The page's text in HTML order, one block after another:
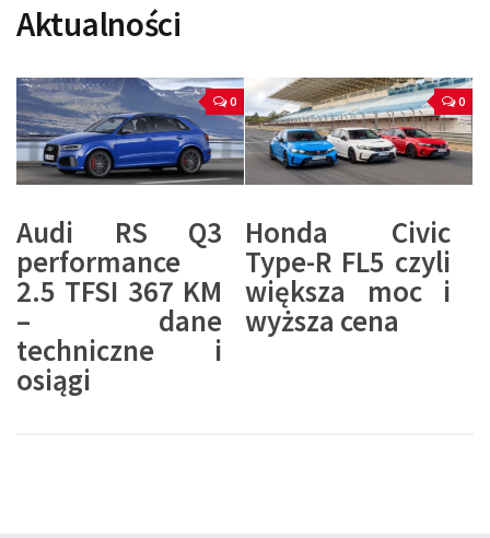
Aktualności
0
Audi RS Q3
performance
2.5 TFSI 367 KM
– dane
techniczne i
osiągi
0
Honda Civic
Type-R FL5 czyli
większa moc i
wyższa cena